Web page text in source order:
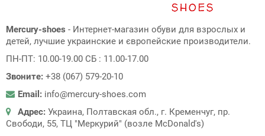
Mercury-shoes - Интернет-магазин обуви для взрослых и
детей, лучшие украинские и європейские производители.
ПН-ПТ: 10.00-19.00 СБ : 11.00-17.00
Звоните: +38 (067) 579-20-10
Email: info@mercury-shoes.com
Адрес: Украина, Полтавская обл., г. Кременчуг, пр.
Свободи, 55, ТЦ "Меркурий" (возле McDonald's)